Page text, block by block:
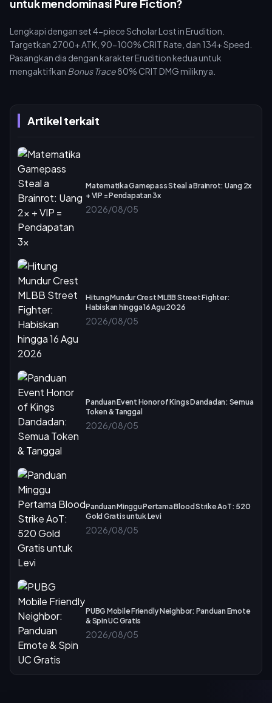
Artikel terkait
Matematika Gamepass Steal a Brainrot: Uang 2x
+ VIP = Pendapatan 3x
2026/08/05
Hitung Mundur Crest MLBB Street Fighter:
Habiskan hingga 16 Agu 2026
2026/08/05
Panduan Event Honor of Kings Dandadan: Semua
Token & Tanggal
2026/08/05
Panduan Minggu Pertama Blood Strike AoT: 520
Gold Gratis untuk Levi
2026/08/05
PUBG Mobile Friendly Neighbor: Panduan Emote
& Spin UC Gratis
2026/08/05
untuk mendominasi Pure Fiction?
Lengkapi dengan set 4-piece Scholar Lost in Erudition.
Targetkan 2700+ ATK, 90-100% CRIT Rate, dan 134+ Speed.
Pasangkan dia dengan karakter Erudition kedua untuk
mengaktifkan Bonus Trace80% CRIT DMG miliknya.